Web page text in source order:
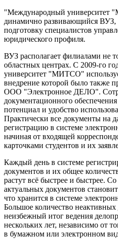
"Международный университет
динамично развивающийся
подготовку специалистов
юридического профиля.
ВУЗ располагает филиалами не
областных центрах. С 2009-го
университет "МИТСО"
внедрение которой было также
ООО "Электронное ДЕЛО".
документационного
потенциал и удобство
Практически все документы на
регистрацию в системе
начиная от входящей
карточками студентов и их
Каждый день в системе
документов и их общее
растут всё быстрее и быстрее.
актуальных документов
что хранится в системе
Большое количество неактивных
неизбежный итог ведения
нескольких лет, независимо от
в бумажном или электронном